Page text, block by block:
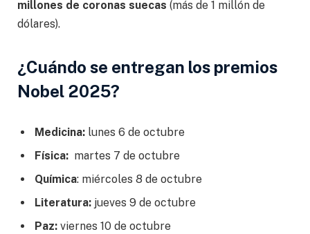
millones de coronas suecas (más de 1 millón de
dólares).
¿Cuándo se entregan los premios
Nobel 2025?
Medicina: lunes 6 de octubre
Física: martes 7 de octubre
Química: miércoles 8 de octubre
Literatura: jueves 9 de octubre
Paz: viernes 10 de octubre